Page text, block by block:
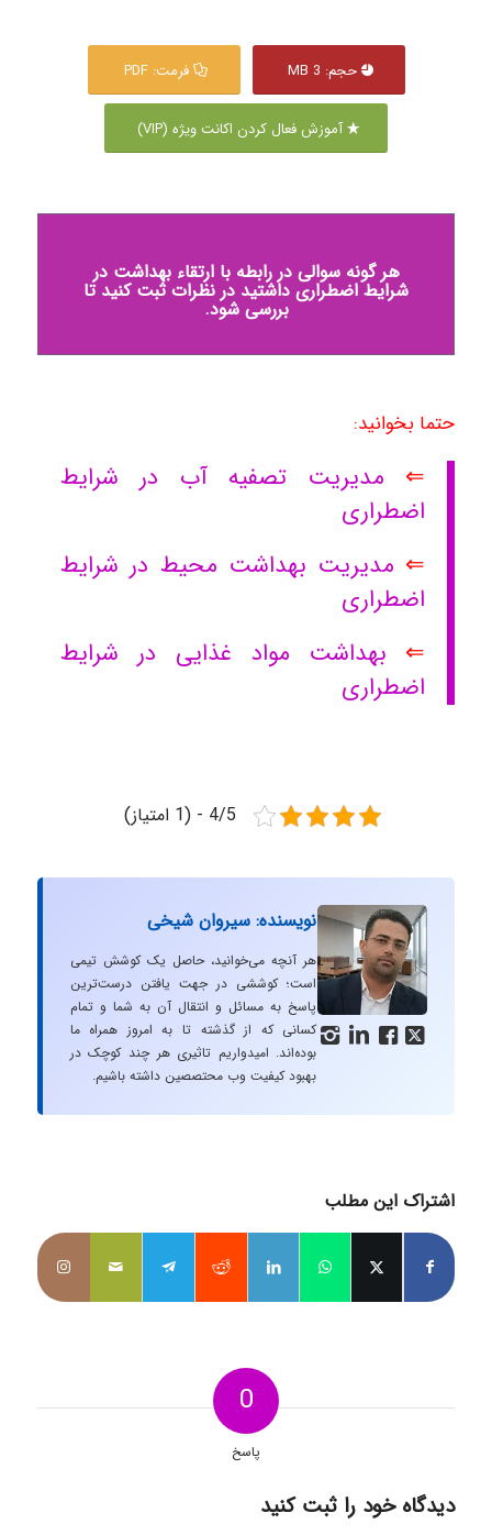
حجم: 3 MB فرمت: PDF
آموزش فعال کردن اکانت ویژه (VIP)
هر گونه سوالی در رابطه با ارتقاء بهداشت در
شرایط اضطراری داشتید در نظرات ثبت کنید تا
بررسی شود.
حتما بخوانید:
⇐ مدیریت تصفیه آب در شرایط
اضطراری
⇐ مدیریت بهداشت محیط در شرایط
اضطراری
⇐ بهداشت مواد غذایی در شرایط
اضطراری
4/5 - (1 امتیاز)
   
نویسنده: سیروان شیخی
هر آنچه می‌خوانید، حاصل یک کوشش تیمی
است؛ کوششی در جهت یافتن درست‌ترین
پاسخ به مسائل و انتقال آن به شما و تمام
کسانی که از گذشته تا به امروز همراه ما
بوده‌اند. امیدواریم تاثیری هر چند کوچک در
بهبود کیفیت وب محتصصین داشته باشیم.
اشتراک این مطلب
0
پاسخ
دیدگاه خود را ثبت کنید